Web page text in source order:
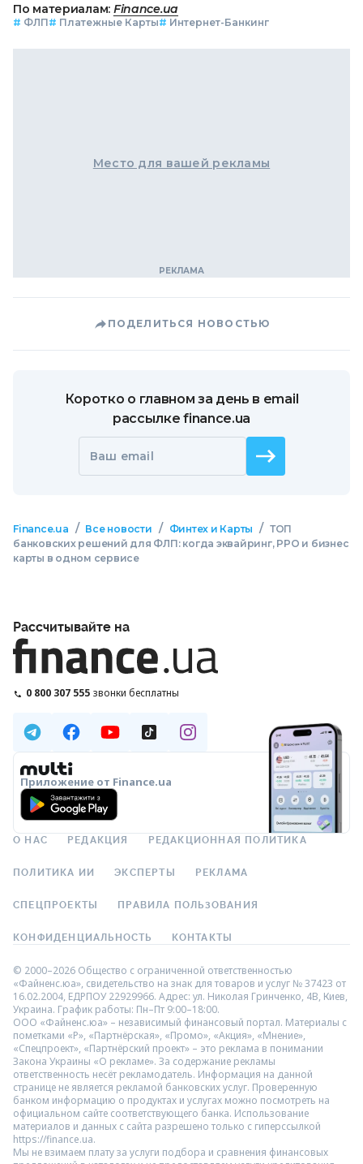
По материалам: Finance.ua
# ФЛП# Платежные Карты# Интернет-Банкинг
Место для вашей рекламы
ПОДЕЛИТЬСЯ НОВОСТЬЮ
Коротко о главном за день в email
рассылке finance.ua
Ваш email
Finance.ua / Все новости / Финтех и Карты / ТОП
банковских решений для ФЛП: когда эквайринг, РРО и бизнес
карты в одном сервисе
Рассчитывайте на
0 800 307 555 звонки бесплатны
Приложение от Finance.ua
О НАС РЕДАКЦИЯ РЕДАКЦИОННАЯ ПОЛИТИКА
ПОЛИТИКА ИИ ЭКСПЕРТЫ РЕКЛАМА
СПЕЦПРОЕКТЫ ПРАВИЛА ПОЛЬЗОВАНИЯ
КОНФИДЕНЦИАЛЬНОСТЬ КОНТАКТЫ
© 2000–2026 Общество с ограниченной ответственностью
«Файненс.юа», свидетельство на знак для товаров и услуг № 37423 от
16.02.2004, ЕДРПОУ 22929966. Адрес: ул. Николая Гринченко, 4В, Киев,
Украина. График работы: Пн–Пт 9:00–18:00.
ООО «Файненс.юа» – независимый финансовый портал. Материалы с
пометками «Р», «Партнёрская», «Промо», «Акция», «Мнение»,
«Спецпроект», «Партнёрский проект» – это реклама в понимании
Закона Украины «О рекламе». За содержание рекламы
ответственность несёт рекламодатель. Информация на данной
странице не является рекламой банковских услуг. Проверенную
банком информацию о продуктах и услугах можно посмотреть на
официальном сайте соответствующего банка. Использование
материалов и данных с сайта разрешено только с гиперссылкой
https://finance.ua.
Мы не взимаем плату за услуги подбора и сравнения финансовых